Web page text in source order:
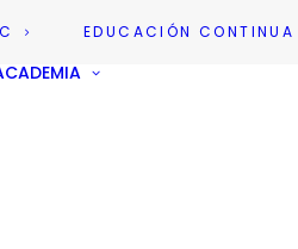
EDUCACIÓN CONTINUA